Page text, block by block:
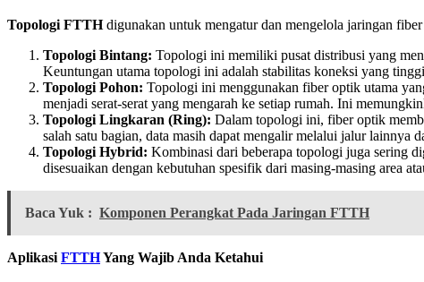
Topologi FTTHdigunakan untuk mengatur dan mengelola jaringan
Topologi Bintang: Topologi ini memiliki pusat distribusi yang
Keuntungan utama topologi ini adalah stabilitas koneksi yang
Topologi Pohon: Topologi ini menggunakan fiber optik utama
menjadi serat-serat yang mengarah ke setiap rumah. Ini
Topologi Lingkaran (Ring): Dalam topologi ini, fiber optik
salah satu bagian, data masih dapat mengalir melalui jalur lainnya
Topologi Hybrid: Kombinasi dari beberapa topologi juga sering
disesuaikan dengan kebutuhan spesifik dari masing-masing area
Baca Yuk : Komponen Perangkat Pada Jaringan FTTH
Aplikasi FTTHYang Wajib Anda Ketahui